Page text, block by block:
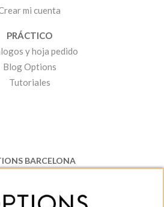
mi cuenta
PRÁCTICO
y hoja pedido
Blog Options
Tutoriales
BARCELONA
de Moguda, Barcelona
ESPAñA